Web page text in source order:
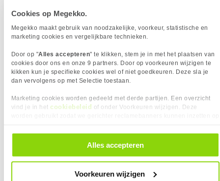
Cookies op Megekko.
Megekko maakt gebruik van noodzakelijke, voorkeur, statistische en
marketing cookies en vergelijkbare technieken.
Door op "Alles accepteren" te klikken, stem je in met het plaatsen van
cookies door ons en onze 9 partners. Door op voorkeuren wijzigen te
kikken kun je specifieke cookies wel of niet goedkeuren. Deze sla je
dan vervolgens op met Selectie toestaan.
Marketing cookies worden gedeeld met derde partijen. Een overzicht
vind je in het cookiebeleid of onder Voorkeuren wijzigen. Deze
alle cookies. Je kunt je gegeven toestemming altijd intrekken, dit doe je
door in de footer van onze website te klikken op ‘Cookievoorkeuren’
Alles accepteren
Voorkeuren wijzigen
CAT Type: CAT 6a
SPECIFICATIES
ALGEMEEN
Adermateriaal
Koper
Afschermingstype
S/FTP
Categorie
CAT6A
Impedantie
100
5 m
6,95
VERGELIJKBARE PRODUCTEN
LogiLink Cat6a S/FTP, 5m -
[CQ3077S]
ACT Gele 2 meter SFTP CAT6A
patchkabel snagless met RJ45